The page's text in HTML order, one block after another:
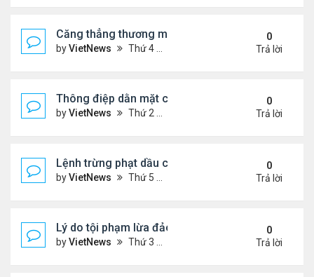
Căng thẳng thương mại sẽ đốt nóng cuộc gặp
byVietNews Thứ 4 Tháng 10 29, 2025 5:40 pm
0
Trả lời
Thông điệp dằn mặt của Washington khi điều
byVietNews Thứ 2 Tháng 10 27, 2025 5:06 pm
0
Trả lời
Lệnh trừng phạt dầu của ông Trump có thể giáng
byVietNews Thứ 5 Tháng 10 23, 2025 5:12 pm
0
Trả lời
Lý do tội phạm lừa đảo ở Campuchia nhắm đến
byVietNews Thứ 3 Tháng 10 21, 2025 4:40 pm
0
Trả lời